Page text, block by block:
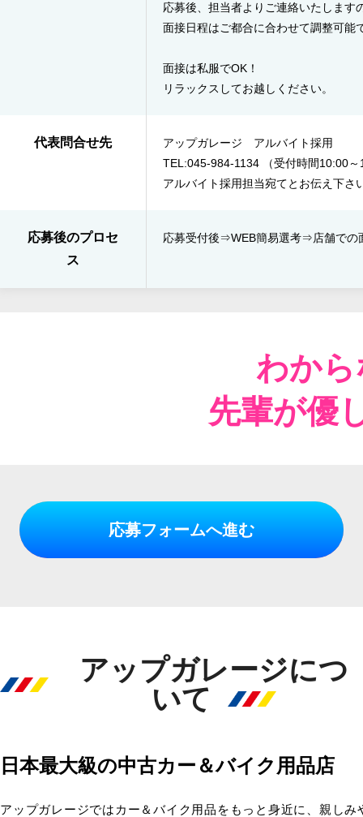
応募後、担当者よりご連絡いたします
面接日程はご都合に合わせて調整可能
面接は私服でOK！
リラックスしてお越しください。
代表問合せ先
アップガレージ アルバイト採用
TEL:045-984-1134 （受付時間10:00
アルバイト採用担当宛てとお伝え下さ
応募後のプロセ
ス
応募受付後⇒​WEB簡易選考⇒店舗で
わか
先輩が優
応募フォームへ進む
アップガレージにつ
いて
日本最大級の中古カー＆バイク用品店
アップガレージではカー＆バイク用品をもっと身近に、親し